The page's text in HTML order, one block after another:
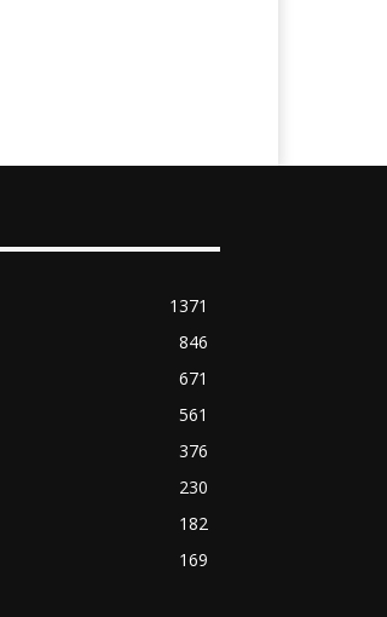
1371
846
671
561
376
230
182
169